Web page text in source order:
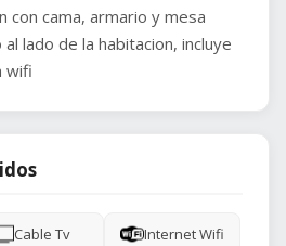
con cama, armario y mesa
lado de la habitacion, incluye
wifi
Cable Tv Internet Wifi